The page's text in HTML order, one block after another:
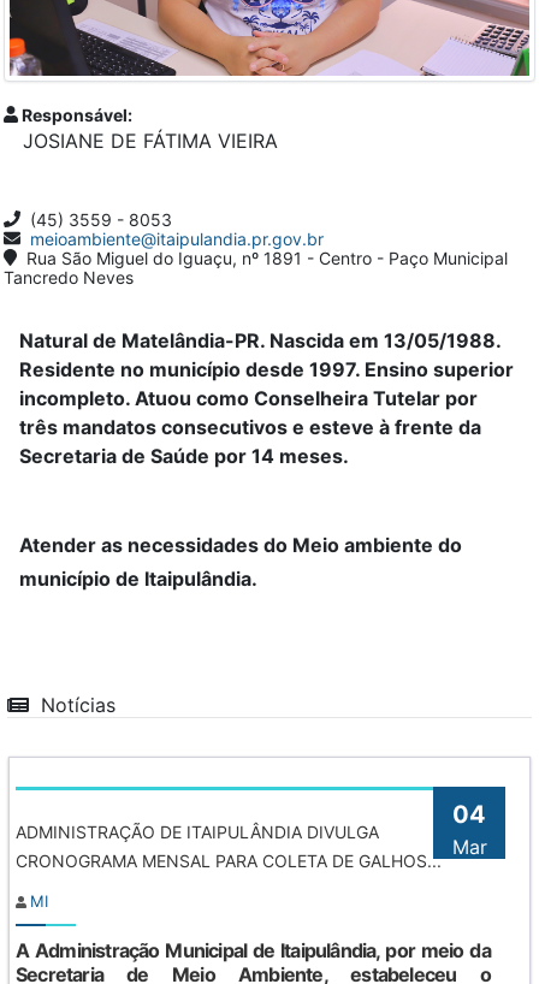
Responsável:
JOSIANE DE FÁTIMA VIEIRA
(45) 3559 - 8053
meioambiente@itaipulandia.pr.gov.br
Rua São Miguel do Iguaçu, nº 1891 - Centro - Paço Municipal
Tancredo Neves
Natural de Matelândia-PR. Nascida em 13/05/1988.
Residente no município desde 1997. Ensino superior
incompleto. Atuou como Conselheira Tutelar por
três mandatos consecutivos e esteve à frente da
Secretaria de Saúde por 14 meses.
Atender as necessidades do Meio ambiente do
município de Itaipulândia.
Notícias
04
Mar
ADMINISTRAÇÃO DE ITAIPULÂNDIA DIVULGA
CRONOGRAMA MENSAL PARA COLETA DE GALHOS...
MI
A Administração Municipal de Itaipulândia, por meio da
Secretaria de Meio Ambiente, estabeleceu o